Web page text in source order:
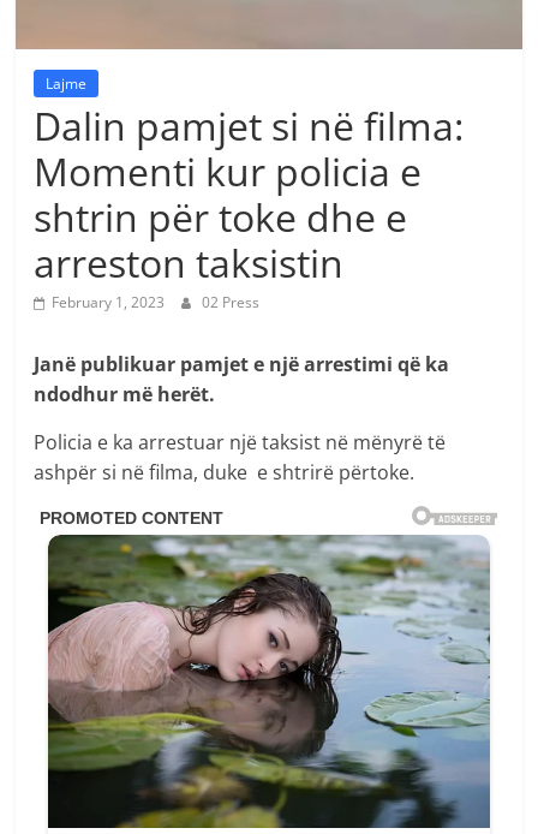
Lajme
Dalin pamjet si në filma:
Momenti kur policia e
shtrin për toke dhe e
arreston taksistin
February 1, 2023 02 Press
Janë publikuar pamjet e një arrestimi që ka
ndodhur më herët.
Policia e ka arrestuar një taksist në mënyrë të
ashpër si në filma, duke e shtrirë përtoke.